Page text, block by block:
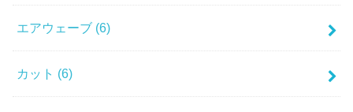
エアウェーブ (6)
カット (6)